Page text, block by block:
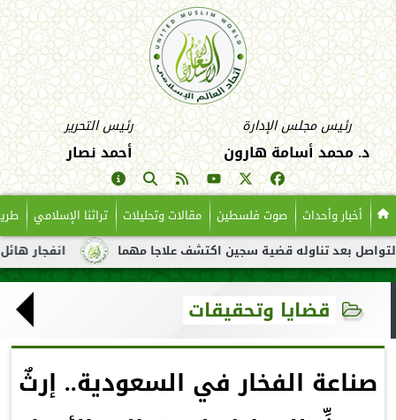
رئيس مجلس الإدارة
د. محمد أسامة هارون
رئيس التحرير
أحمد نصار
أخبار وأحداث صوت فلسطين مقالات وتحليلات تراثنا الإسلامي
انفجار هائل لناقلة تناوله قضية سجين اكتشف علاجا مهما
قضايا وتحقيقات
صناعة الفخار في السعودية.. إرثٌ